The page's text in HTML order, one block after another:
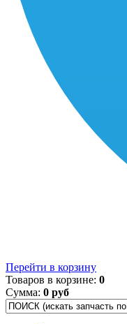
Перейти в корзину
Товаров в корзине: 0
Сумма: 0 руб